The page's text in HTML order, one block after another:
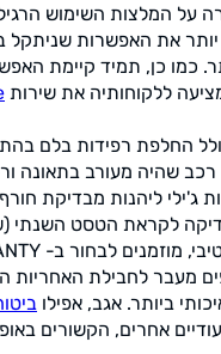
על המלצות השימוש
את האפשרות שניתקל
כמו כן, תמיד קיימת
ללקוחותיה את שירות
החלפת רפידות בלם
שהיה מעורב בתאונה
ג'ילי ליהנות מבדיקת
לקראת הטסט השנתי
מוזמנים לבחור ב-
ביותר. אגב, אפילו
אחרים, הקשורים